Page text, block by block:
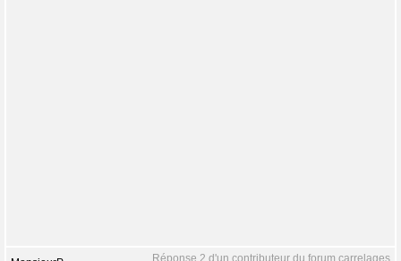
Réponse 2 d'un contributeur du forum carrelages